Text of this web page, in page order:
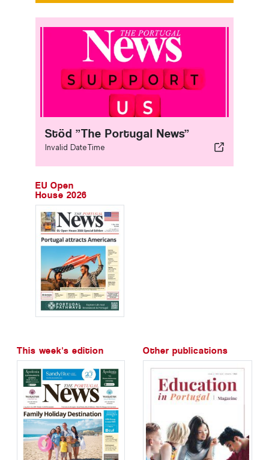
Stöd ”The Portugal News”
Invalid DateTime
EU Open
House 2026
This week's edition Other publications